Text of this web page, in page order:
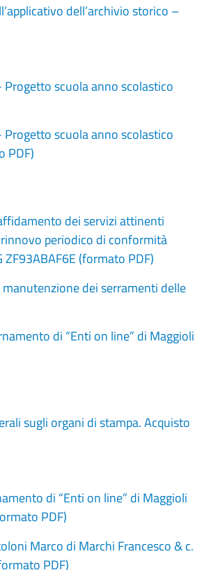
dell’archivio storico –
scuola anno scolastico
scuola anno scolastico
PDF)
dei servizi attinenti
rinnovo periodico di conformità
(formato PDF)
dei serramenti delle
di “Enti on line” di Maggioli
sugli organi di stampa. Acquisto
di “Enti on line” di Maggioli
PDF)
Marco di Marchi Francesco & c.
PDF)